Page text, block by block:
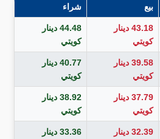
بيع شراء
43.18 دينار
كويتي
44.48 دينار
كويتي
39.58 دينار
كويتي
40.77 دينار
كويتي
37.79 دينار
كويتي
38.92 دينار
كويتي
32.39 دينار
33.36 دينار